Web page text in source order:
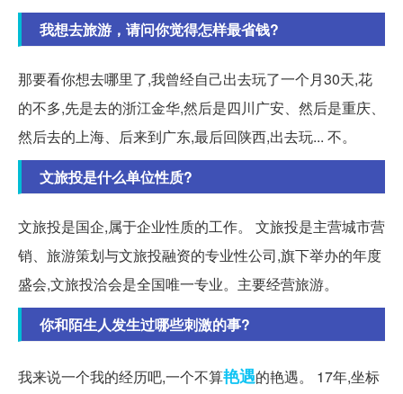
我想去旅游，请问你觉得怎样最省钱?
那要看你想去哪里了,我曾经自己出去玩了一个月30天,花
的不多,先是去的浙江金华,然后是四川广安、然后是重庆、
然后去的上海、后来到广东,最后回陕西,出去玩... 不。
文旅投是什么单位性质?
文旅投是国企,属于企业性质的工作。 文旅投是主营城市营
销、旅游策划与文旅投融资的专业性公司,旗下举办的年度
盛会,文旅投洽会是全国唯一专业。主要经营旅游。
你和陌生人发生过哪些刺激的事?
我来说一个我的经历吧,一个不算艳遇的艳遇。 17年,坐标